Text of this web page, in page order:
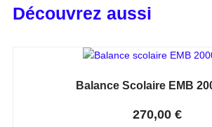
Découvrez aussi
Balance Scolaire EMB
270,00 €